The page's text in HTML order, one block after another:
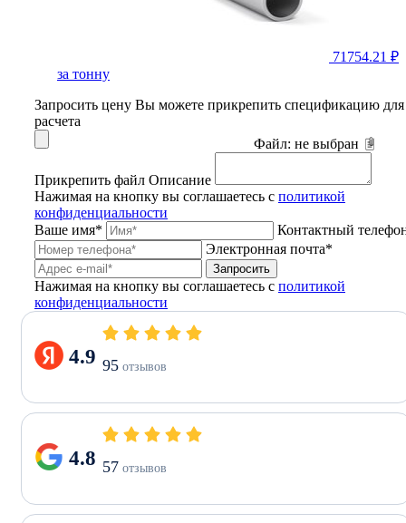
71754.21 ₽
за тонну
Запросить цену Вы можете прикрепить спецификацию для
расчета
Файл: не выбран
Прикрепить файл Описание
Нажимая на кнопку вы соглашаетесь с политикой
конфиденциальности
Ваше имя*
Контактный
Электронная почта*
Запросить
Нажимая на кнопку вы соглашаетесь с политикой
конфиденциальности
4.9 95 отзывов
4.8 57 отзывов